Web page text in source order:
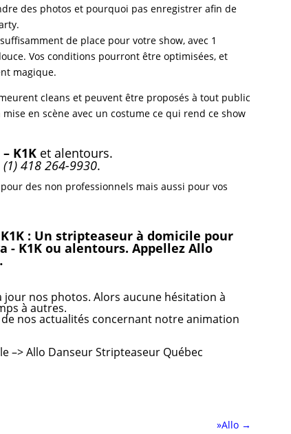
des photos et pourquoi pas enregistrer afin de
de place pour votre show, avec 1
Vos conditions pourront être optimisées, et
magique.
cleans et peuvent être proposés à tout public
en scène avec un costume ce qui rend ce show
K1Ket alentours.
(1) 418 264-9930.
des non professionnels mais aussi pour vos
: Un stripteaseur à domicile pour
- K1K ou alentours. Appellez Allo
nos photos. Alors aucune hésitation à
à autres.
nos actualités concernant notre animation
–>Allo Danseur Stripteaseur Québec
»Allo →